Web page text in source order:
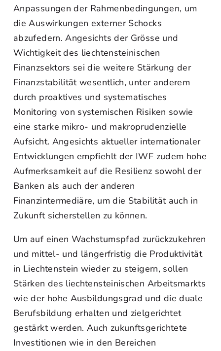
Anpassungen der Rahmenbedingungen, um
die Auswirkungen externer Schocks
abzufedern. Angesichts der Grösse und
Wichtigkeit des liechtensteinischen
Finanzsektors sei die weitere Stärkung der
Finanzstabilität wesentlich, unter anderem
durch proaktives und systematisches
Monitoring von systemischen Risiken sowie
eine starke mikro- und makroprudenzielle
Aufsicht. Angesichts aktueller internationaler
Entwicklungen empfiehlt der IWF zudem hohe
Aufmerksamkeit auf die Resilienz sowohl der
Banken als auch der anderen
Finanzintermediäre, um die Stabilität auch in
Zukunft sicherstellen zu können.
Um auf einen Wachstumspfad zurückzukehren
und mittel- und längerfristig die Produktivität
in Liechtenstein wieder zu steigern, sollen
Stärken des liechtensteinischen Arbeitsmarkts
wie der hohe Ausbildungsgrad und die duale
Berufsbildung erhalten und zielgerichtet
gestärkt werden. Auch zukunftsgerichtete
Investitionen wie in den Bereichen